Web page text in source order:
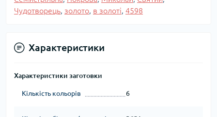
Чудотворець, золото, в золоті, 4598
Характеристики
Характеристики заготовки
Кількість кольорів 6